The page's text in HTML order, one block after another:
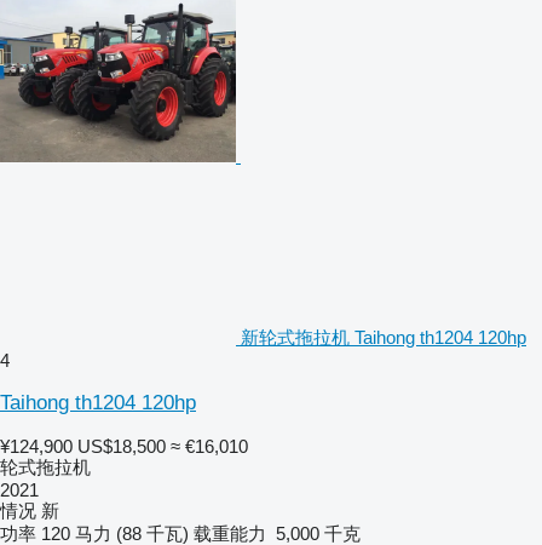
新轮式拖拉机 Taihong th1204 120hp
4
Taihong th1204 120hp
¥124,900 US$18,500 ≈ €16,010
轮式拖拉机
2021
情况 新
功率 120 马力 (88 千瓦) 载重能力 5,000 千克